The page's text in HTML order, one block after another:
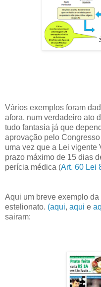
Vários exemplos foram
afora, num verdadeiro ato
tudo fantasia já que
aprovação pelo
uma vez que a Lei vigente
prazo máximo de 15 dias
perícia médica (Art. 60 Lei
Aqui um breve exemplo
estelionato. (aqui, aqui e
sairam: